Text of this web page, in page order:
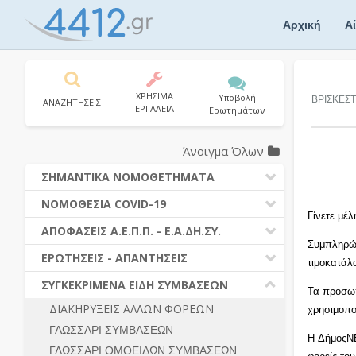
Αρχική
Γίνετε
Τα
Η
ΑΝΑΖΗΤΗΣΕΙΣ
ΧΡΗΣΙΜΑ
ΕΡΓΑΛΕΙΑ
Υποβολή
Ερωτημάτων
Άνοιγμα Όλων
ΣΗΜΑΝΤΙΚΑ ΝΟΜΟΘΕΤΗΜΑΤΑ
ΔΗΜΟΣΙΕΣ ΣΥΜΒΑΣΕΙΣ (Ν. 4412/2016)
ΔΗΜΟΤΙΚΟΣ ΚΩΔΙΚΑΣ (Ν.3463/2006)
ΚΑΛΛΙΚΡΑΤΗΣ (Ν.3852/2010)
ΝΟΜΟΘΕΣΙΑ - ΝΟΜΟΛΟΓΙΑ (ΣΥΝΟΛΟ)
ΝΟΜΟΘΕΣΙΑ COVID-19
ΝΟΜΟΘΕΣΙΑ - ΝΟΜΟΛΟΓΙΑ COVID -19
ΕΡΩΤΗΣΕΙΣ - ΑΠΑΝΤΗΣΕΙΣ
ΑΠΟΦΑΣΕΙΣ Α.Ε.Π.Π. - Ε.Α.ΔΗ.ΣΥ.
ΠΡΟΔΙΚΑΣΤΙΚΗ ΠΡΟΣΦΥΓΗ
ΓΕΝΙΚΟΙ ΚΑΝΟΝΕΣ
ΔΙΚΑΙΟΥΜΕΝΟΙ ΣΥΜΜΕΤΟΧΗΣ
ΠΡΟΣΦΟΡΕΣ – ΔΙΚΑΙΟΛΟΓΗΤΙΚΑ
ΣΥΜΜΕΤΟΧΗΣ
ΕΡΩΤΗΣΕΙΣ - ΑΠΑΝΤΗΣΕΙΣ
Ν. 4782/2021 - ΤΡΟΠΟΠΟΙΗΣΗ
4412/2016
ΔΙΕΞΑΓΩΓΗ ΔΙΑΔΙΚΑΣΙΑΣ
ΔΙΑΔΙΚΑΣΙΕΣ ΑΝΑΘΕΣΗΣ
ΣΥΓΚΕΚΡΙΜΕΝΑ ΕΙΔΗ ΣΥΜΒΑΣΕΩΝ
ΔΙΑΚΗΡΥΞΕΙΣ ΑΛΛΩΝ ΦΟΡΕΩΝ
ΓΛΩΣΣΑΡΙ ΣΥΜΒΑΣΕΩΝ
ΓΛΩΣΣΑΡΙ ΟΜΟΕΙΔΩΝ ΣΥΜΒΑΣΕΩΝ